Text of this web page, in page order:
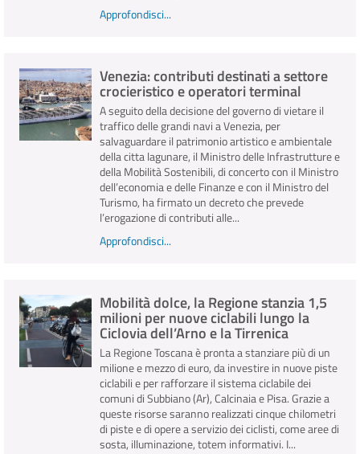
Approfondisci...
Venezia: contributi destinati a settore
crocieristico e operatori terminal
A seguito della decisione del governo di vietare il
traffico delle grandi navi a Venezia, per
salvaguardare il patrimonio artistico e ambientale
della citta lagunare, il Ministro delle Infrastrutture e
della Mobilità Sostenibili, di concerto con il Ministro
dell’economia e delle Finanze e con il Ministro del
Turismo, ha firmato un decreto che prevede
l’erogazione di contributi alle...
Approfondisci...
Mobilità dolce, la Regione stanzia 1,5
milioni per nuove ciclabili lungo la
Ciclovia dell’Arno e la Tirrenica
La Regione Toscana è pronta a stanziare più di un
milione e mezzo di euro, da investire in nuove piste
ciclabili e per rafforzare il sistema ciclabile dei
comuni di Subbiano (Ar), Calcinaia e Pisa. Grazie a
queste risorse saranno realizzati cinque chilometri
di piste e di opere a servizio dei ciclisti, come aree di
sosta, illuminazione, totem informativi. I...